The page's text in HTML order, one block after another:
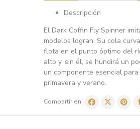
Descripción
El Dark Coffin Fly Spinner
modelos logran. Su cola
flota en el punto óptimo del
alto y, sin él, se hundirá un
un componente esencial
primavera y verano.
Compartir en: